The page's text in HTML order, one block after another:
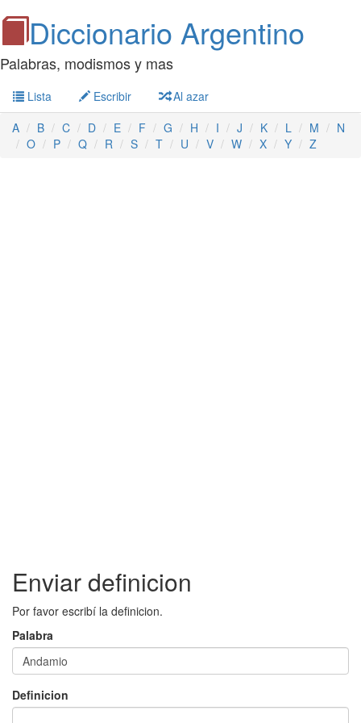
Diccionario Argentino
Palabras, modismos y mas
Lista Escribir
Al azar
A
B C D E F G H I J K L M
N
O
P Q R S T U V W X Y Z
Enviar definicion
Por favor escribí la definicion.
Palabra
Definicion